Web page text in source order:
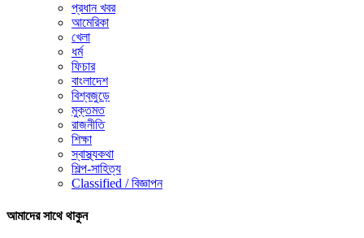
প্রধান খবর
আমেরিকা
খেলা
ধর্ম
ফিচার
বাংলাদেশ
বিশ্বজুড়ে
মুক্তমত
রাজনীতি
শিক্ষা
স্বাস্থ্যকথা
শিল্প-সাহিত্য
Classified / বিজ্ঞাপন
আমাদের সাথে থাকুন